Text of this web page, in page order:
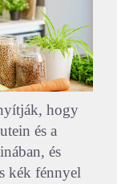
hogy
és a
és
kék fénnyel